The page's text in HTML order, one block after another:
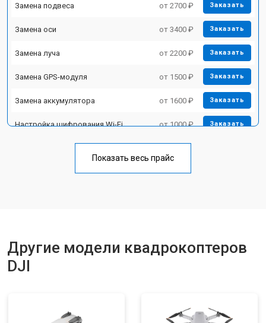
Замена подвеса от 2700 ₽ Заказать
Замена оси от 3400 ₽ Заказать
Замена луча от 2200 ₽ Заказать
Замена GPS-модуля от 1500 ₽ Заказать
Замена аккумулятора от 1600 ₽ Заказать
Настройка шифрования Wi-Fi от 1000 ₽ Заказать
Замена материнской платы от 2800 ₽
Показать весь прайс
Другие модели квадрокоптеров
DJI